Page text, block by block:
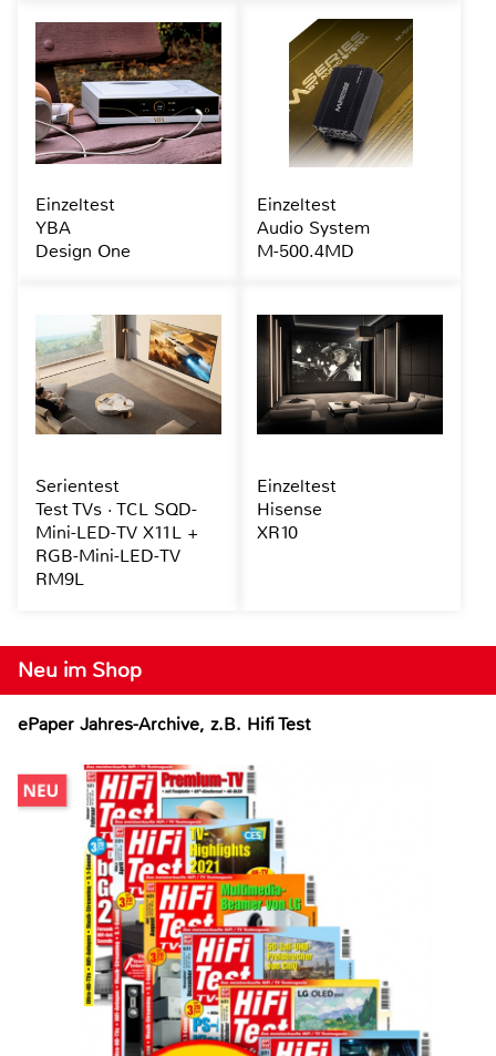
Neu im Shop
ePaper Jahres-Archive, z.B. Hifi Test
Einzeltest
YBA
Design One
Einzeltest
Audio System
M-500.4MD
Serientest
Test TVs · TCL SQD-
Mini-LED-TV X11L +
RGB-Mini-LED-TV
RM9L
Einzeltest
Hisense
XR10